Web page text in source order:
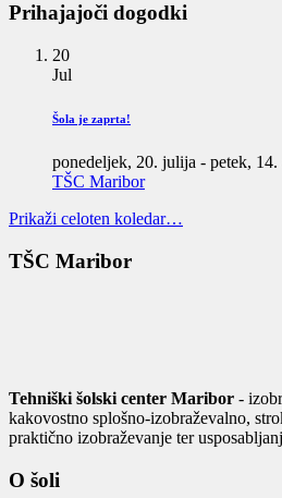
Prihajajoči dogodki
20
Jul
Šola je zaprta!
ponedeljek, 20. julija - petek, 14.
TŠC Maribor
Prikaži celoten koledar…
TŠC Maribor
Tehniški šolski center Maribor -
kakovostno splošno-izobraževalno,
praktično izobraževanje ter
O šoli